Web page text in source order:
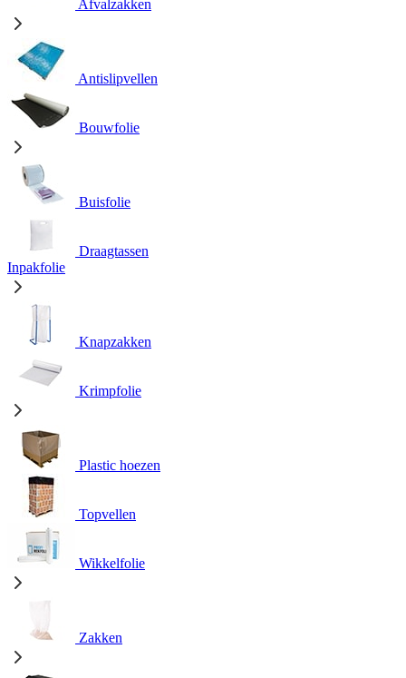
Afvalzakken
Antislipvellen
Bouwfolie
Buisfolie
Draagtassen
Inpakfolie
Knapzakken
Krimpfolie
Plastic hoezen
Topvellen
Wikkelfolie
Zakken